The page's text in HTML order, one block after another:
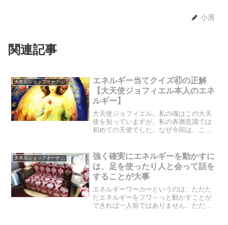
小濱
関連記事
天然石ショップオーナーのブログ
エネルギー当てクイズ㊶の正解
【大天使ジョフィエル本人のエネ
ルギー】
大天使ジョフィエル。私の魂はこの大天
使を知っていますが、私の表層意識では
初めての天使でした。なぜ今回は、この
メッセージもありますので、読んでみて
ください。
強く確実にエネルギーを動かすに
は、足を使ったり人と会って話を
することが大事
エネルギーワーカーというのは、ただた
だエネルギーをフワ～っと動かすことが
できれば一人前ではありません。ただ単